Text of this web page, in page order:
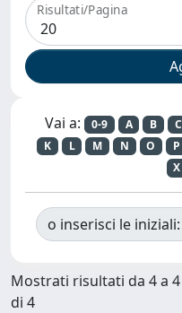
Risultati/Pagina
Vai a: 0-9 A B C
K
L M N O P
X
o inserisci le iniziali:
Mostrati risultati da 4 a 4
di 4